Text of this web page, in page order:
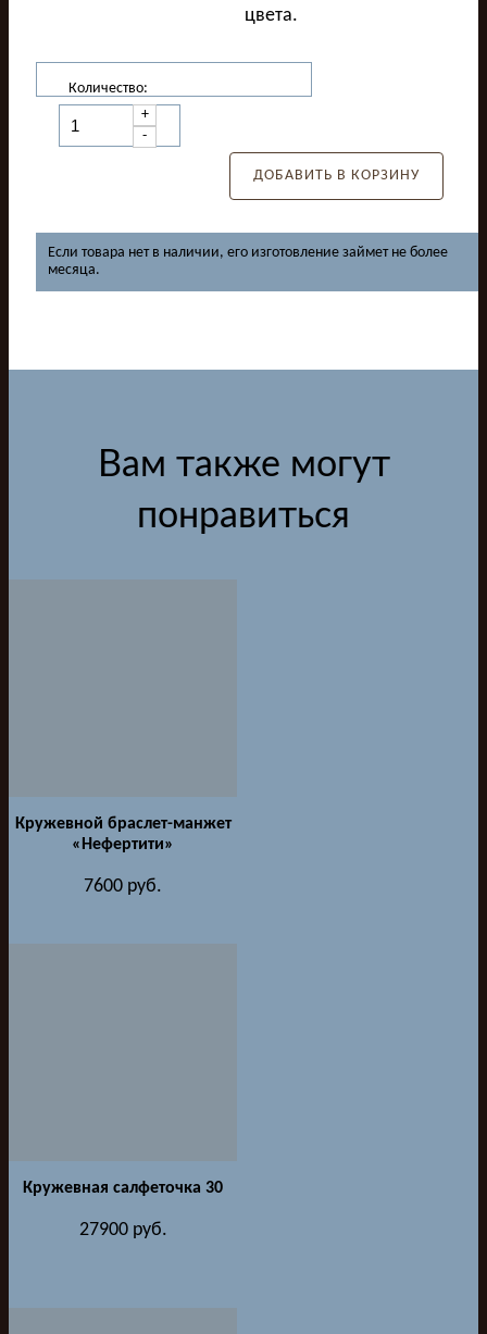
цвета.
Количество:
+
-
ДОБАВИТЬ В КОРЗИНУ
Если товара нет в наличии, его изготовление займет не более
месяца.
Вам также могут
понравиться
Кружевной браслет-манжет
«Нефертити»
7600 руб.
Кружевная салфеточка 30
27900руб.